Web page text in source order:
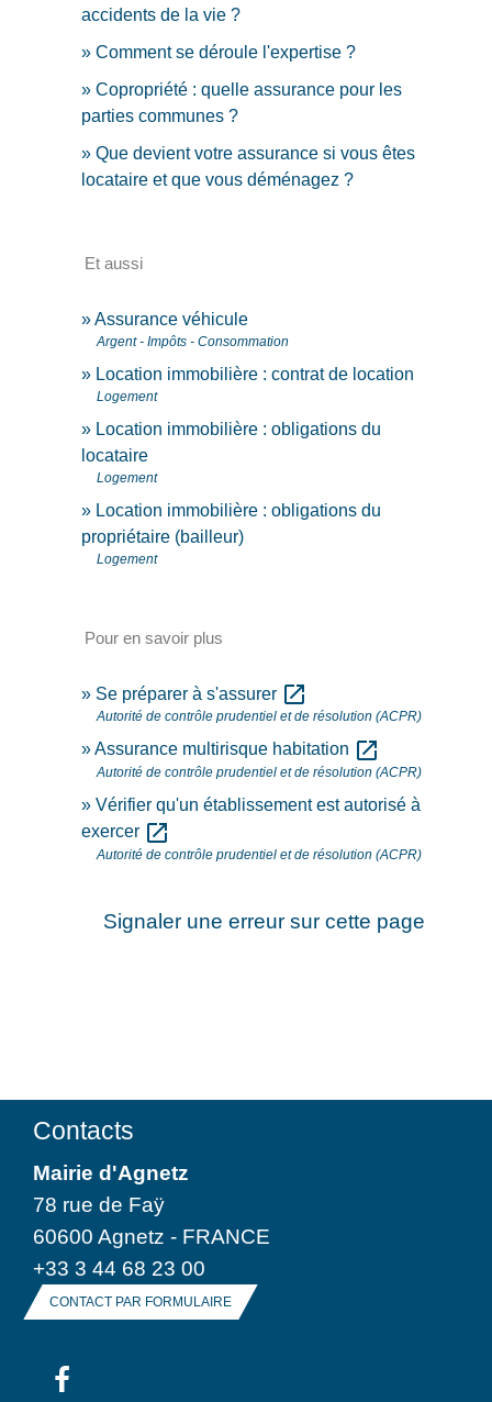
accidents de la vie ?
Comment se déroule l'expertise ?
Copropriété : quelle assurance pour les
parties communes ?
Que devient votre assurance si vous êtes
locataire et que vous déménagez ?
Et aussi
Assurance véhicule
Argent - Impôts - Consommation
Location immobilière : contrat de location
Logement
Location immobilière : obligations du
locataire
Logement
Location immobilière : obligations du
propriétaire (bailleur)
Logement
Pour en savoir plus
Se préparer à s'assurer open_in_new
Autorité de contrôle prudentiel et de résolution (ACPR)
Assurance multirisque habitation open_in_new
Autorité de contrôle prudentiel et de résolution (ACPR)
Vérifier qu'un établissement est autorisé à
exercer open_in_new
Autorité de contrôle prudentiel et de résolution (ACPR)
Signaler une erreur sur cette page
Contacts
Mairie d'Agnetz
78 rue de Faÿ
60600 Agnetz - FRANCE
+33 3 44 68 23 00
CONTACT PAR FORMULAIRE